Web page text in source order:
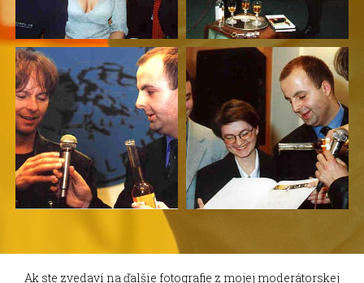
Ak ste zvedaví na ďalšie fotografie z mojej moderátorskej